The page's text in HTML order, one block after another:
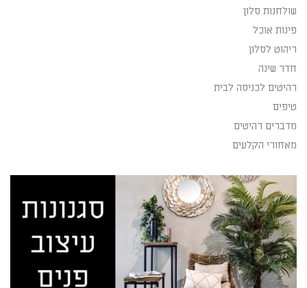
שולחנות סלון
פינות אוכל
ריהוט לסלון
חדר שינה
רהיטים לכניסה לבית
טיפים
מדברים רהיטים
מאחורי הקלעים